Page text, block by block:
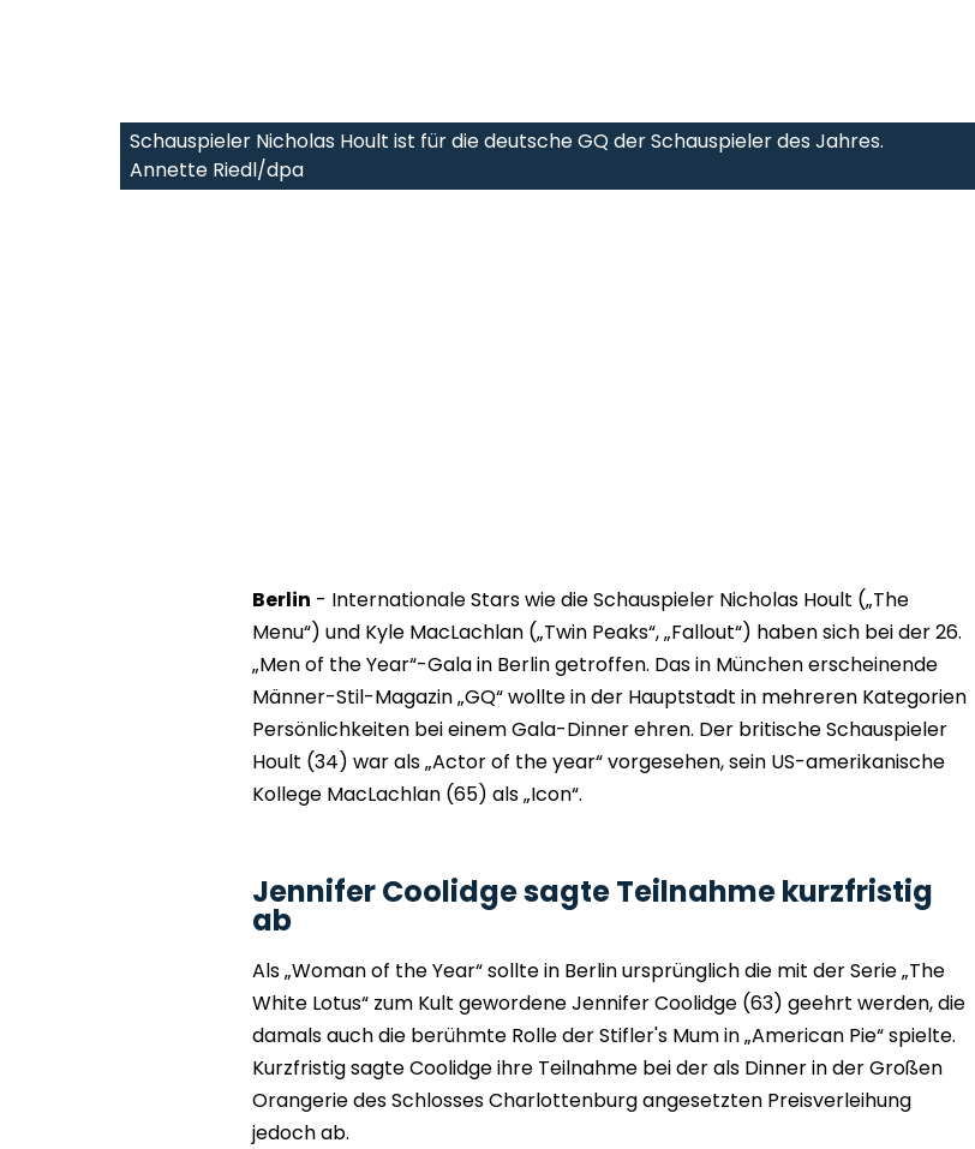
Schauspieler Nicholas Hoult ist für die deutsche GQ der Schauspieler des Jahres.
Annette Riedl/dpa
Berlin - Internationale Stars wie die Schauspieler Nicholas Hoult („The
Menu“) und Kyle MacLachlan („Twin Peaks“, „Fallout“) haben sich bei der 26.
„Men of the Year“-Gala in Berlin getroffen. Das in München erscheinende
Männer-Stil-Magazin „GQ“ wollte in der Hauptstadt in mehreren Kategorien
Persönlichkeiten bei einem Gala-Dinner ehren. Der britische Schauspieler
Hoult (34) war als „Actor of the year“ vorgesehen, sein US-amerikanische
Kollege MacLachlan (65) als „Icon“.
Jennifer Coolidge sagte Teilnahme kurzfristig
ab
Als „Woman of the Year“ sollte in Berlin ursprünglich die mit der Serie „The
White Lotus“ zum Kult gewordene Jennifer Coolidge (63) geehrt werden, die
damals auch die berühmte Rolle der Stifler's Mum in „American Pie“ spielte.
Kurzfristig sagte Coolidge ihre Teilnahme bei der als Dinner in der Großen
Orangerie des Schlosses Charlottenburg angesetzten Preisverleihung
jedoch ab.